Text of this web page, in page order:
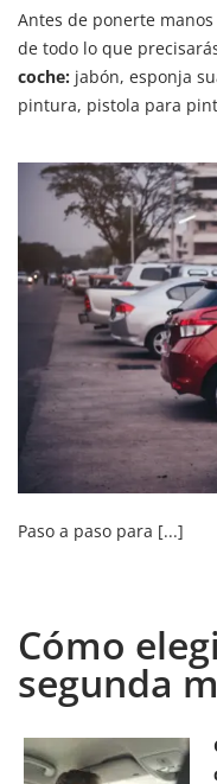
Antes de ponerte
de todo lo que
coche: jabón, esponja
pintura, pistola para
Paso a paso para [...]
Cómo
segunda